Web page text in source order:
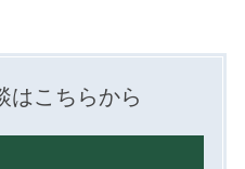
はこちらから